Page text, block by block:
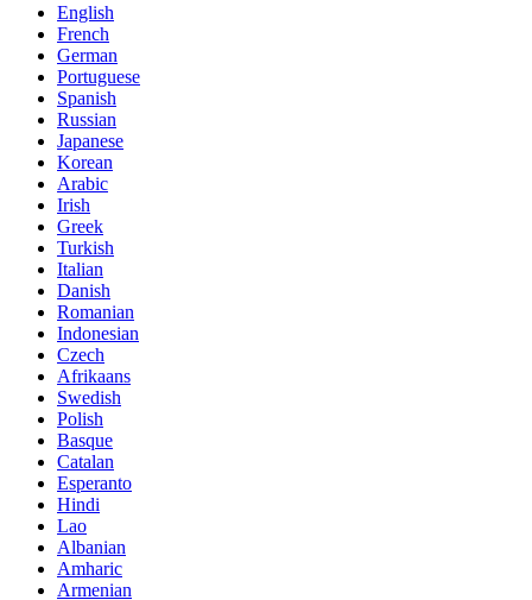
English
French
German
Portuguese
Spanish
Russian
Japanese
Korean
Arabic
Irish
Greek
Turkish
Italian
Danish
Romanian
Indonesian
Czech
Afrikaans
Swedish
Polish
Basque
Catalan
Esperanto
Hindi
Lao
Albanian
Amharic
Armenian